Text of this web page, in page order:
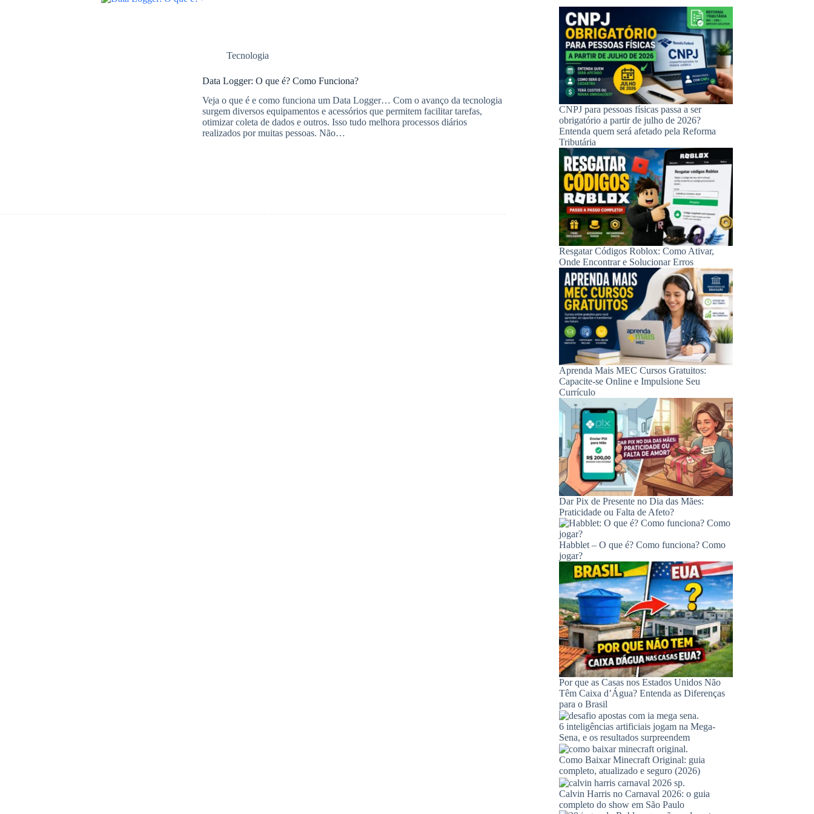
Tecnologia
Data Logger: O que é? Como Funciona?
Veja o que é e como funciona um Data Logger… Com o avanço da tecnologia
surgem diversos equipamentos e acessórios que permitem facilitar tarefas,
otimizar coleta de dados e outros. Isso tudo melhora processos diários
realizados por muitas pessoas. Não…
CNPJ para pessoas físicas passa a ser
obrigatório a partir de julho de 2026?
Entenda quem será afetado pela Reforma
Tributária
Resgatar Códigos Roblox: Como Ativar,
Onde Encontrar e Solucionar Erros
Aprenda Mais MEC Cursos Gratuitos:
Capacite-se Online e Impulsione Seu
Currículo
Dar Pix de Presente no Dia das Mães:
Praticidade ou Falta de Afeto?
Habblet – O que é? Como funciona? Como
jogar?
Por que as Casas nos Estados Unidos Não
Têm Caixa d’Água? Entenda as Diferenças
para o Brasil
6 inteligências artificiais jogam na Mega-
Sena, e os resultados surpreendem
Como Baixar Minecraft Original: guia
completo, atualizado e seguro (2026)
Calvin Harris no Carnaval 2026: o guia
completo do show em São Paulo